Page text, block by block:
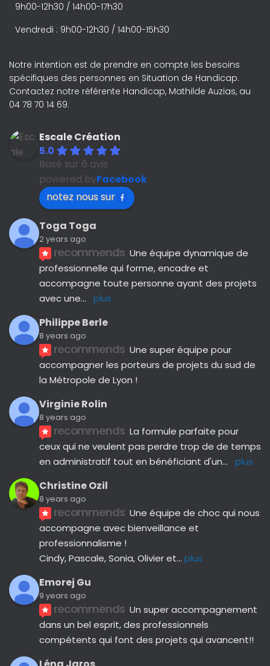
9h00-12h30 / 14h00-17h30
Vendredi : 9h00-12h30 / 14h00-15h30
Notre intention est de prendre en compte les besoins
spécifiques des personnes en Situation de Handicap.
Contactez notre référente Handicap, Mathilde Auzias, au
04 78 70 14 69.
Escale Création
5.0
Basé sur 6 avis
powered byFacebook
notez nous sur
Toga Toga
2 years ago
recommends Une équipe dynamique de
professionnelle qui forme, encadre et
accompagne toute personne ayant des projets
avec une... plus
Philippe Berle
8 years ago
recommends Une super équipe pour
accompagner les porteurs de projets du sud de
la Métropole de Lyon !
Virginie Rolin
8 years ago
recommends La formule parfaite pour
ceux qui ne veulent pas perdre trop de de temps
en administratif tout en bénéficiant d'un... plus
Christine Ozil
8 years ago
recommends Une équipe de choc qui nous
accompagne avec bienveillance et
professionnalisme !
Cindy, Pascale, Sonia, Olivier et... plus
Emorej Gu
9 years ago
recommends Un super accompagnement
dans un bel esprit, des professionnels
compétents qui font des projets qui avancent!!